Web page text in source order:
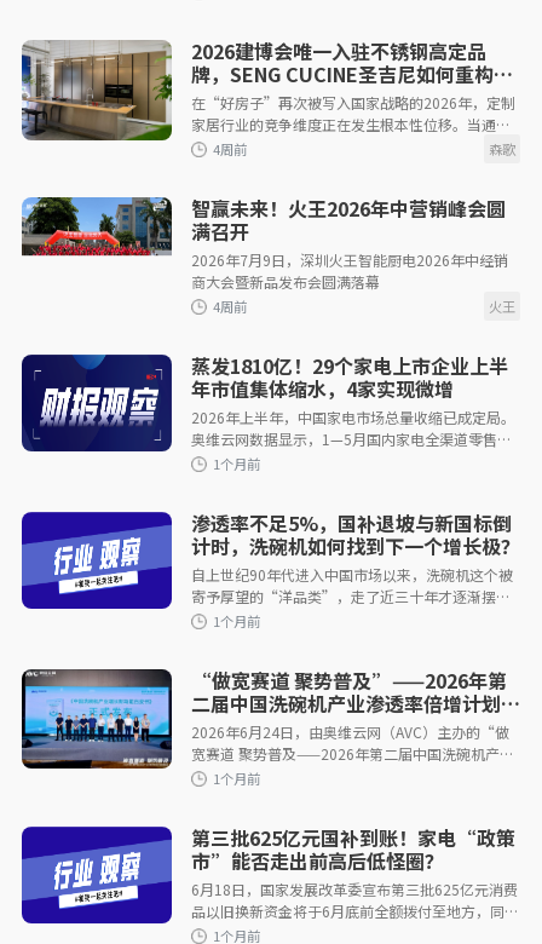
2026建博会唯一入驻不锈钢高定品
牌，SENG CUCINE圣吉尼如何重构高
定新范式
在“好房子”再次被写入国家战略的2026年，定制
家居行业的竞争维度正在发生根本性位移。当通用
型定制困于同质化内卷，不锈钢定制赛道持续扩
4周前
智赢未来！火王2026年中营销峰会圆
满召开
2026年7月9日，深圳火王智能厨电2026年中经销
商大会暨新品发布会圆满落幕
4周前
蒸发1810亿！29个家电上市企业上半
年市值集体缩水，4家实现微增
2026年上半年，中国家电市场总量收缩已成定局。
奥维云网数据显示，1—5月国内家电全渠道零售规
模为3253亿元，同比下滑8%；厨卫品类一季度零
渗透率不足5%，国补退坡与新国标倒
计时，洗碗机如何找到下一个增长极？
自上世纪90年代进入中国市场以来，洗碗机这个被
寄予厚望的“洋品类”，走了近三十年才逐渐摆脱
水土不服的标签。2015年，随着方太水槽洗碗机等
“做宽赛道 聚势普及”——2026年第
二届中国洗碗机产业渗透率倍增计划助
推峰会圆满落幕
2026年6月24日，由奥维云网（AVC）主办的“做
宽赛道 聚势普及——2026年第二届中国洗碗机产业
渗透率倍增计划助推峰会”在杭州盛大启幕。本届
第三批625亿元国补到账！家电“政策
市”能否走出前高后低怪圈？
6月18日，国家发展改革委宣布第三批625亿元消费
品以旧换新资金将于6月底前全额拨付至地方，同时
今年全部2000亿元设备更新项目清单也将同期下